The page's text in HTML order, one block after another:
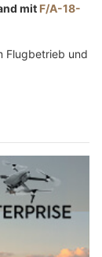
mit F/A-18-
Flugbetrieb und